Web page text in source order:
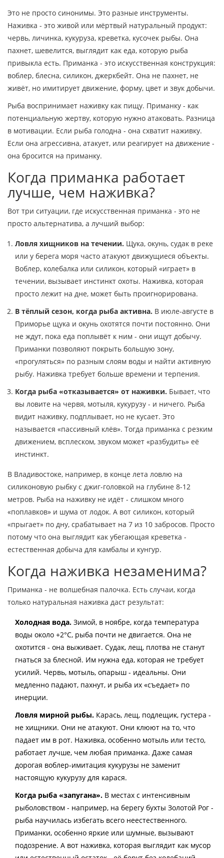
Это не просто синонимы. Это разные инструменты.
Наживка - это живой или мёртвый натуральный продукт:
червь, личинка, кукуруза, креветка, кусочек рыбы. Она
пахнет, шевелится, выглядит как еда, которую рыба
привыкла есть. Приманка - это искусственная конструкция:
воблер, блесна, силикон, джеркбейт. Она не пахнет, не
живёт, но имитирует движение, форму, цвет и звук добычи.
Рыба воспринимает наживку как пищу. Приманку - как
потенциальную жертву, которую нужно атаковать. Разница
в мотивации. Если рыба голодна - она схватит наживку.
Если она агрессивна, атакует, или реагирует на движение -
она бросится на приманку.
Когда приманка работает
лучше, чем наживка?
Вот три ситуации, где искусственная приманка - это не
просто альтернатива, а лучший выбор:
Ловля хищников на течении. Щука, окунь, судак в реке
или у берега моря часто атакуют движущиеся объекты.
Воблер, колебалка или силикон, который «играет» в
течении, вызывает инстинкт охоты. Наживка, которая
просто лежит на дне, может быть проигнорирована.
В тёплый сезон, когда рыба активна. В июле-августе в
Приморье щука и окунь охотятся почти постоянно. Они
не ждут, пока еда поплывёт к ним - они ищут добычу.
Приманки позволяют покрыть большую зону,
«прогуляться» по разным слоям воды и найти активную
рыбу. Наживка требует больше времени и терпения.
Когда рыба «отказывается» от наживки. Бывает, что
вы ловите на червя, мотыля, кукурузу - и ничего. Рыба
видит наживку, подплывает, но не кусает. Это
называется «пассивный клёв». Тогда приманка с резким
движением, всплеском, звуком может «разбудить» её
инстинкт.
В Владивостоке, например, в конце лета ловлю на
силиконовую рыбку с джиг-головкой на глубине 8-12
метров. Рыба на наживку не идёт - слишком много
«поплавков» и шума от лодок. А вот силикон, который
«прыгает» по дну, срабатывает на 7 из 10 забросов. Просто
потому что она выглядит как убегающая креветка -
естественная добыча для камбалы и кунгур.
Когда наживка незаменима?
Приманка - не волшебная палочка. Есть случаи, когда
только натуральная наживка даст результат:
Холодная вода. Зимой, в ноябре, когда температура
воды около +2°C, рыба почти не двигается. Она не
охотится - она выживает. Судак, лещ, плотва не станут
гнаться за блесной. Им нужна еда, которая не требует
усилий. Червь, мотыль, опарыш - идеальны. Они
медленно падают, пахнут, и рыба их «съедает» по
инерции.
Ловля мирной рыбы. Карась, лещ, подлещик, густера -
не хищники. Они не атакуют. Они клюют на то, что
падает им в рот. Наживка, особенно мотыль или тесто,
работает лучше, чем любая приманка. Даже самая
дорогая воблер-имитация кукурузы не заменит
настоящую кукурузу для карася.
Когда рыба «запугана». В местах с интенсивным
рыболовством - например, на берегу бухты Золотой Рог -
рыба научилась избегать всего неестественного.
Приманки, особенно яркие или шумные, вызывают
подозрение. А вот наживка, которая выглядит как мусор